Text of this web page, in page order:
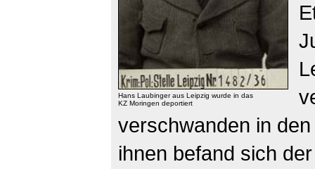
Hans Laubinger aus Leipzig wurde in das
KZ Moringen deportiert
verschwanden in
ihnen befand sich